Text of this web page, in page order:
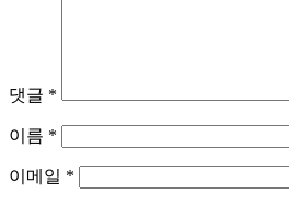
댓글 *
이름 *
이메일 *